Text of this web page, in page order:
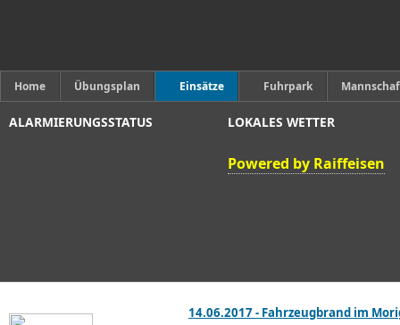
Home Übungsplan Einsätze Fuhrpark
ALARMIERUNGSSTATUS LOKALES WETTER
Powered by Raiffeisen
14.06.2017 - Fahrzeugbrand im